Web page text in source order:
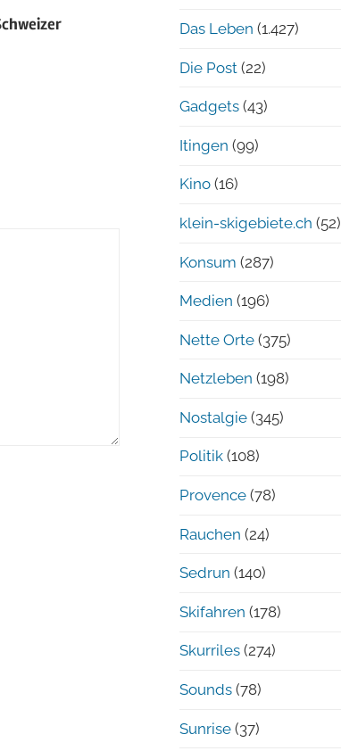
Das Leben (1.427)
Die Post (22)
Gadgets (43)
Itingen (99)
Kino (16)
klein-skigebiete.ch (52)
Konsum (287)
Medien (196)
Nette Orte (375)
Netzleben (198)
Nostalgie (345)
Politik (108)
Provence (78)
Rauchen (24)
Sedrun (140)
Skifahren (178)
Skurriles (274)
Sounds (78)
Sunrise (37)